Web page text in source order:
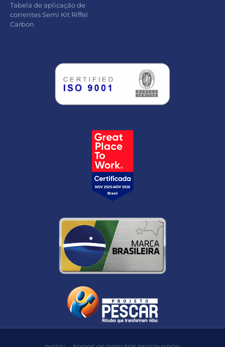
Tabela de aplicação de
correntes Semi Kit Riffel
Carbon